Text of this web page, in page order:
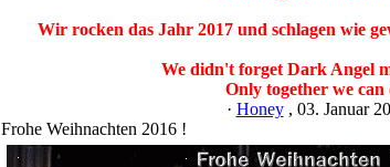
Wir rocken das Jahr 2017 und schlagen wie
We didn't forget Dark Angel
Only together we can
· Honey, 03. Januar
Frohe Weihnachten 2016 !